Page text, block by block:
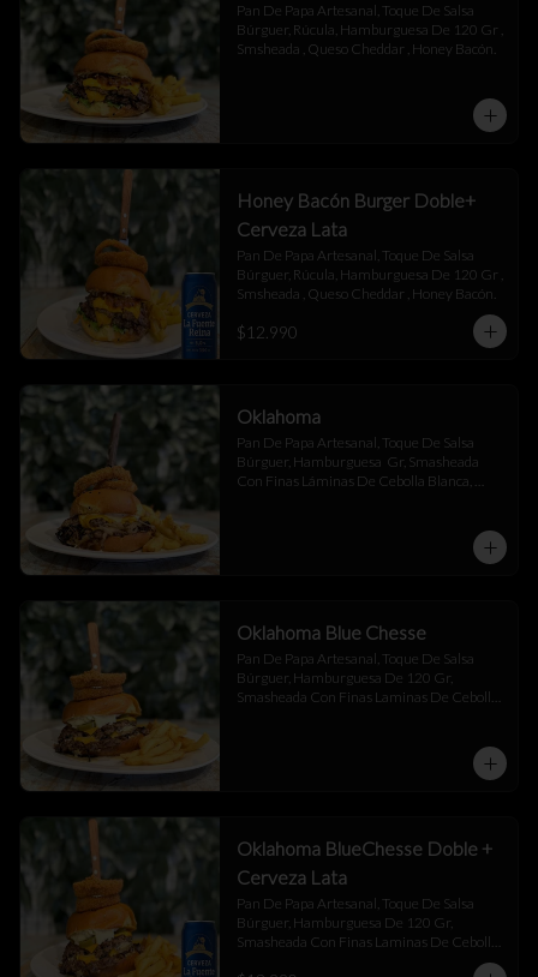
Pan De Papa Artesanal, Toque De Salsa
Búrguer, Rúcula, Hamburguesa De 120 Gr ,
Smsheada , Queso Cheddar , Honey Bacón.
Honey Bacón Burger Doble+
Cerveza Lata
Pan De Papa Artesanal, Toque De Salsa
Búrguer, Rúcula, Hamburguesa De 120 Gr ,
Smsheada , Queso Cheddar , Honey Bacón.
$12.990
Oklahoma
Pan De Papa Artesanal, Toque De Salsa
Búrguer, Hamburguesa  Gr, Smasheada
Con Finas Láminas De Cebolla Blanca,
Oklahoma Blue Chesse
Pan De Papa Artesanal, Toque De Salsa
Búrguer, Hamburguesa De 120 Gr,
Smasheada Con Finas Laminas De Cebolla
Oklahoma BlueChesse Doble +
Cerveza Lata
Pan De Papa Artesanal, Toque De Salsa
Búrguer, Hamburguesa De 120 Gr,
Smasheada Con Finas Laminas De Cebolla